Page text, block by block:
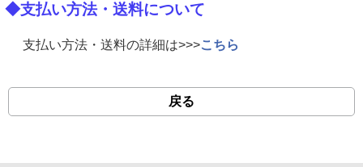
◆支払い方法・送料について
支払い方法・送料の詳細は>>>こちら
戻る